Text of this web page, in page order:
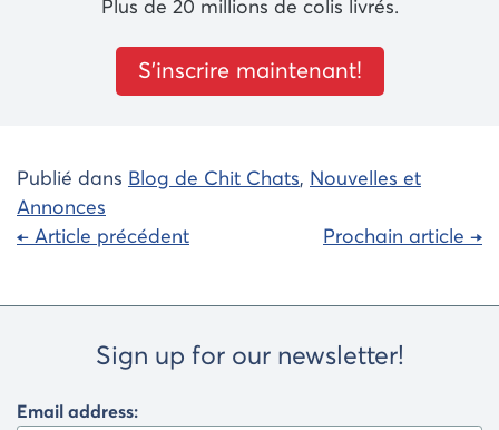
Plus de 20 millions de colis livrés.
S’inscrire maintenant!
Publié dans Blog de Chit Chats, Nouvelles et
Annonces
Navigation
← Article précédent Prochain article →
Sign up for our newsletter!
Email address: